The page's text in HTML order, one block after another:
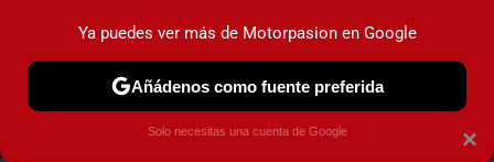
MENÚ NUEVO
COCHES ELÉCTRICOS OBSERVATORIO ×
Ya puedes ver más de Motorpasion en Google
Añádenos como fuente preferida
Solo necesitas una cuenta de Google